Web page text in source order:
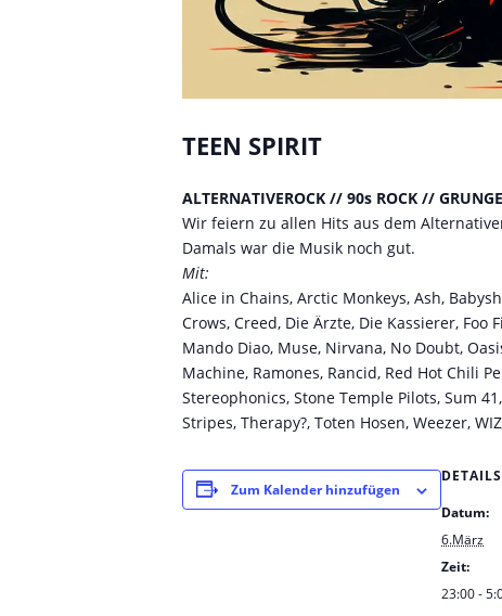
TEEN SPIRIT
ALTERNATIVEROCK // 90s ROCK //
Wir feiern zu allen Hits aus dem
Damals war die Musik noch gut.
Mit:
Alice in Chains, Arctic Monkeys, Ash,
Crows, Creed, Die Ärzte, Die Kassierer, Foo
Mando Diao, Muse, Nirvana, No Doubt,
Machine, Ramones, Rancid, Red Hot Chili
Stereophonics, Stone Temple Pilots, Sum
Stripes, Therapy?, Toten Hosen, Weezer,
Zum Kalender hinzufügen
DETAILS
Datum:
6.März
Zeit:
23:00 -